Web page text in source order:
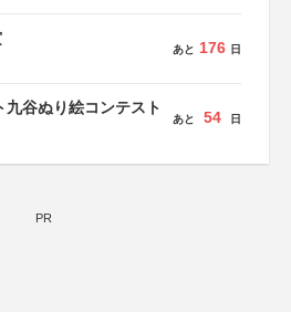
あと 176 日
谷ぬり絵コンテスト
あと 54 日
PR